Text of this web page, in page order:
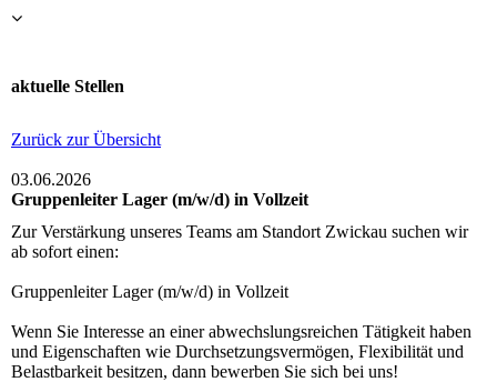
aktuelle Stellen
Zurück zur Übersicht
03.06.2026
Gruppenleiter Lager (m/w/d) in Vollzeit
Zur Verstärkung unseres Teams am Standort Zwickau suchen wir
ab sofort einen:
Gruppenleiter Lager (m/w/d) in Vollzeit
Wenn Sie Interesse an einer abwechslungsreichen Tätigkeit haben
und Eigenschaften wie Durchsetzungsvermögen, Flexibilität und
Belastbarkeit besitzen, dann bewerben Sie sich bei uns!